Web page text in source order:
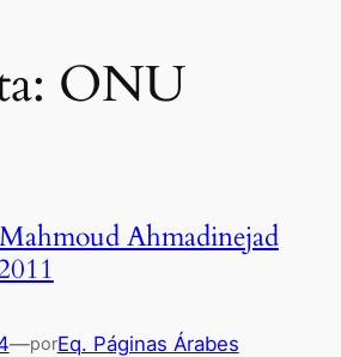
ONU
Ahmadinejad
—porEq. Páginas Árabes